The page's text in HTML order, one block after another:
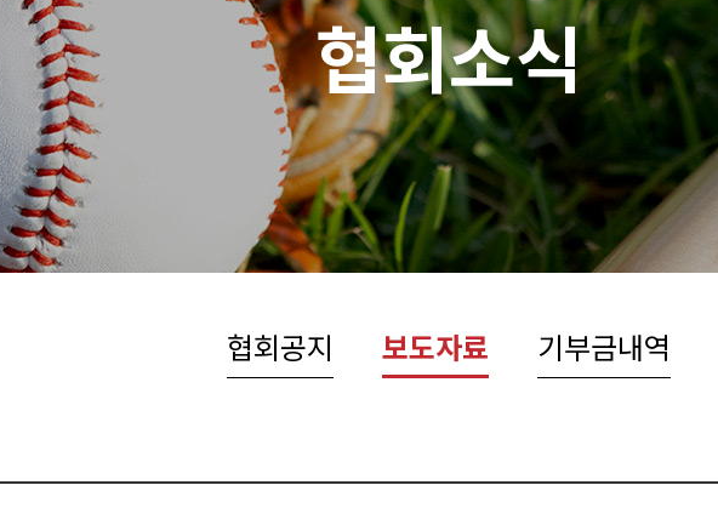
협회소식
협회공지 보도자료 기부금내역